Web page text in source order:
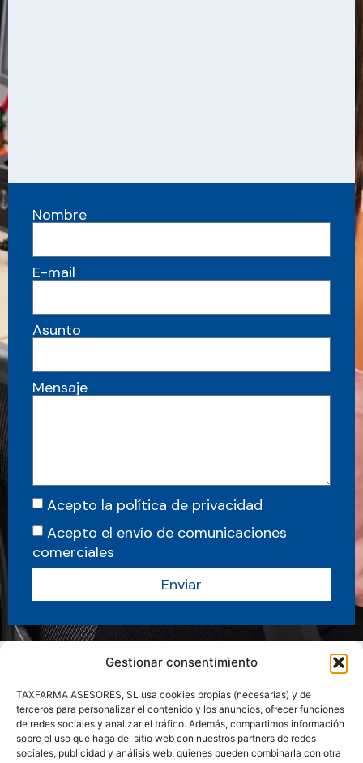
Gestionar consentimiento
TAXFARMA ASESORES, SL usa cookies propias (necesarias) y de
terceros para personalizar el contenido y los anuncios, ofrecer funciones
de redes sociales y analizar el tráfico. Además, compartimos información
sobre el uso que haga del sitio web con nuestros partners de redes
sociales, publicidad y análisis web, quienes pueden combinarla con otra
Nombre
E-mail
Asunto
Mensaje
Acepto la política de privacidad
Acepto el envío de comunicaciones
comerciales
Enviar